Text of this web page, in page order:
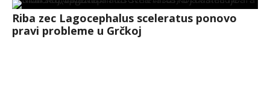
Riba zec Lagocephalus sceleratus ponovo
pravi probleme u Grčkoj